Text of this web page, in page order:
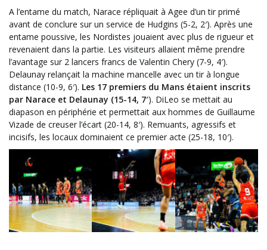
A l’entame du match, Narace répliquait à Agee d’un tir primé
avant de conclure sur un service de Hudgins (5-2, 2′). Après une
entame poussive, les Nordistes jouaient avec plus de rigueur et
revenaient dans la partie. Les visiteurs allaient même prendre
l’avantage sur 2 lancers francs de Valentin Chery (7-9, 4′).
Delaunay relançait la machine mancelle avec un tir à longue
distance (10-9, 6′). Les 17 premiers du Mans étaient inscrits
par Narace et Delaunay (15-14, 7′). DiLeo se mettait au
diapason en périphérie et permettait aux hommes de Guillaume
Vizade de creuser l’écart (20-14, 8′). Remuants, agressifs et
incisifs, les locaux dominaient ce premier acte (25-18, 10′).